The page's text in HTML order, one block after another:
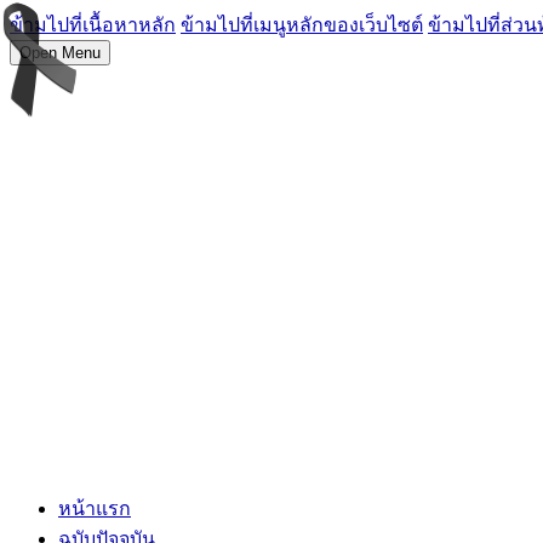
ข้ามไปที่เนื้อหาหลัก ข้ามไปที่เมนูหลักของเว็บไซต์ ข้ามไปที่ส่วน
Open Menu
หน้าแรก
ฉบับปัจจุบัน